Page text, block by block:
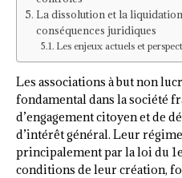
La dissolution et la
conséquences juridiques
Les enjeux actuels et
Les associations à but non
fondamental dans la société
d’engagement citoyen et de
d’intérêt général. Leur
principalement par la loi du
conditions de leur création,